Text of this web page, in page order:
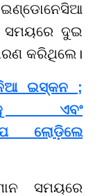
ସମୟରେ ଦୁଇ
କରିଥିଲେ।
ଇସ୍କନ ;
ଏବଂ
ଲୋଡ଼ିଲେ
ସମୟରେ